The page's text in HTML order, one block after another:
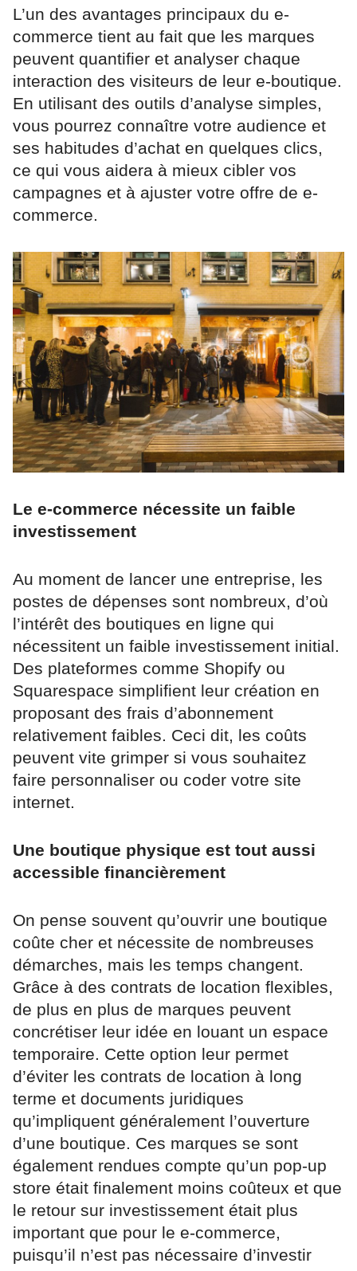
L’un des avantages principaux du e-
commerce tient au fait que les marques
peuvent quantifier et analyser chaque
interaction des visiteurs de leur e-boutique.
En utilisant des outils d’analyse simples,
vous pourrez connaître votre audience et
ses habitudes d’achat en quelques clics,
ce qui vous aidera à mieux cibler vos
campagnes et à ajuster votre offre de e-
commerce.
Le e-commerce nécessite un faible
investissement
Au moment de lancer une entreprise, les
postes de dépenses sont nombreux, d’où
l’intérêt des boutiques en ligne qui
nécessitent un faible investissement initial.
Des plateformes comme Shopify ou
Squarespace simplifient leur création en
proposant des frais d’abonnement
relativement faibles. Ceci dit, les coûts
peuvent vite grimper si vous souhaitez
faire personnaliser ou coder votre site
internet.
Une boutique physique est tout aussi
accessible financièrement
On pense souvent qu’ouvrir une boutique
coûte cher et nécessite de nombreuses
démarches, mais les temps changent.
Grâce à des contrats de location flexibles,
de plus en plus de marques peuvent
concrétiser leur idée en louant un espace
temporaire. Cette option leur permet
d’éviter les contrats de location à long
terme et documents juridiques
qu’impliquent généralement l’ouverture
d’une boutique. Ces marques se sont
également rendues compte qu’un pop-up
store était finalement moins coûteux et que
le retour sur investissement était plus
important que pour le e-commerce,
puisqu’il n’est pas nécessaire d’investir